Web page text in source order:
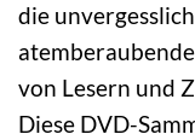
die
von Lesern und
Diese DVD-